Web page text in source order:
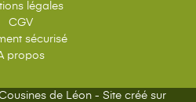
légales
CGV
sécurisé
propos
de Léon - Site créé sur